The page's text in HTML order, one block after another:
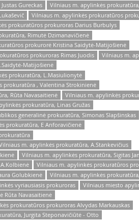
Gureckas
Vilniaus m. apylinkės
Vilniaus m. apylinkės prokuratūros
prokuratūros prokuroras Darius Burbulys
Rimutė Dzimanavičienė
prokurorė Kristina Saidytė-Matijošienė
prokuroras Rimas Juodis
Vilniaus m.
Matijošienė
prokuratūra, L.Masiulionytė
prokuratūra , Valentina Strokinienė
Rūta Navasaitienė
Vilniaus m. apylinkės
prokuratūra, Linas Gružas
generalinė prokuratūra, Simonas Slapšinskas
prokuratūra, E Anforavičienė
m. apylinkės prokuratūra, A.Stankevičius
Vilniaus m. apylinkės prokuratūra, Sigitas
Vilniaus m. apylinkės prokuratūros
Golubkienė
Vilniaus m. apylinkės
vyriausiasis prokuroras
Vilniaus miesto
Rūta Navasaitienė
prokuratūros prokuroras Alvydas Markauskas
Jurgita Steponavičiūtė - Otto